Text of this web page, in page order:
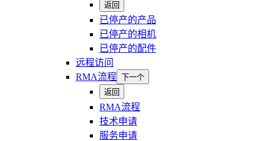
返回
已停产的产品
已停产的相机
已停产的配件
远程访问
RMA流程
下一个
返回
RMA流程
技术申请
服务申请